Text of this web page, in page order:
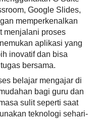
Google Slides,
memperkenalkan
menjalani proses
aplikasi yang
inovatif dan bisa
bersama.
belajar mengajar di
bagi guru dan
sulit seperti saat
teknologi sehari-